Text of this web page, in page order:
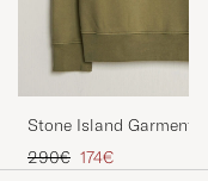
Stone Island Garment
Half Zip Military Green
Prezzo ordinario
290€ Prezzo ridotto
174€